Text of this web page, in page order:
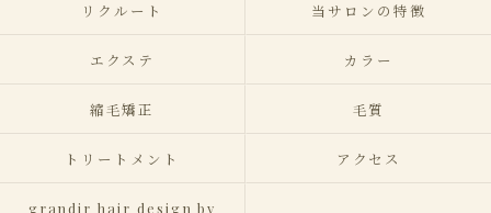
リクルート 当サロンの特徴
エクステ カラー
縮毛矯正 毛質
トリートメント アクセス
grandir hair design by